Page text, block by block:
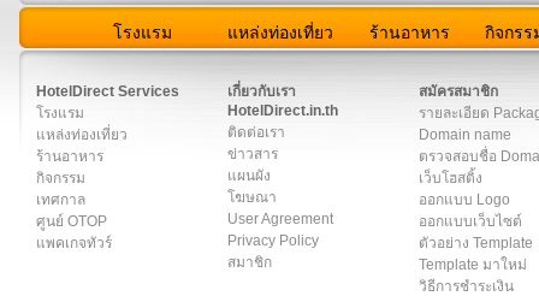
โรงแรม แหล่งท่องเที่ยว ร้านอาหาร กิจกรร
HotelDirect Services
โรงแรม
แหล่งท่องเที่ยว
ร้านอาหาร
กิจกรรม
เทศกาล
ศูนย์ OTOP
แพคเกจทัวร์
เกี่ยวกับเรา
HotelDirect.in.th
ติดต่อเรา
ข่าวสาร
แผนผัง
โฆษณา
User Agreement
Privacy Policy
สมาชิก
สมัครสมาชิก
รายละเอียด
Domain name
ตรวจสอบชื่อ
เว็บโฮสติ้ง
ออกแบบ Logo
ออกแบบเว็บไซต์
ตัวอย่าง Template
Template มาใหม่
วิธีการชำระเงิน